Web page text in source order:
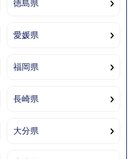
徳島県
愛媛県
福岡県
長崎県
大分県